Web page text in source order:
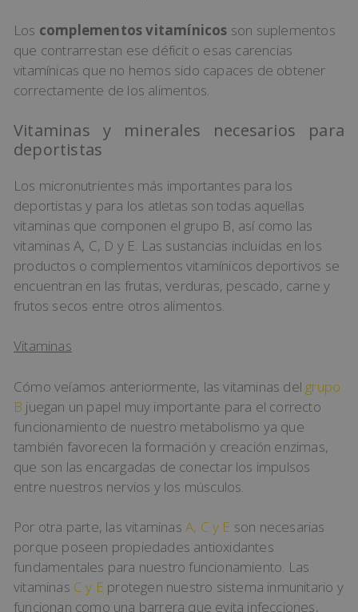
Los complementos vitamínicos son suplementos
que contrarrestan ese déficit o esas carencias
vitamínicas que no hemos sido capaces de obtener
correctamente de los alimentos.
Vitaminas y minerales necesarios para
deportistas
Los micronutrientes más importantes para los
deportistas y para los atletas son todas aquellas
vitaminas que componen el grupo B, así como las
vitaminas A, C, D y E. Las sustancias incluidas en los
productos o complementos vitamínicos deportivos se
encuentran en las frutas, verduras, pescado, carne y
frutos secos entre otros alimentos.
Vitaminas
Cómo veíamos anteriormente, las vitaminas del grupo
B juegan un papel muy importante para el correcto
funcionamiento de nuestro metabolismo ya que
también favorecen la formación y creación enzimas,
que son las encargadas de conectar los impulsos
entre nuestros nervios y los músculos.
Por otra parte, las vitaminas A, C y E son necesarias
porque poseen propiedades antioxidantes
fundamentales para nuestro funcionamiento. Las
vitaminas C y E protegen nuestro sistema inmunitario y
funcionan como una barrera que evita infecciones,